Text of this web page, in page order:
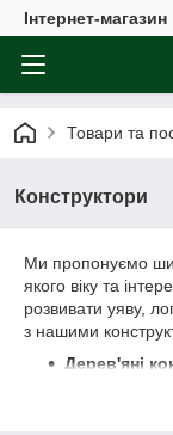
Інтернет-
Товари та
Конструктори
Ми пропонуємо
якого віку та
розвивати уяву,
з нашими
Дерев'яні
фарбовані, є